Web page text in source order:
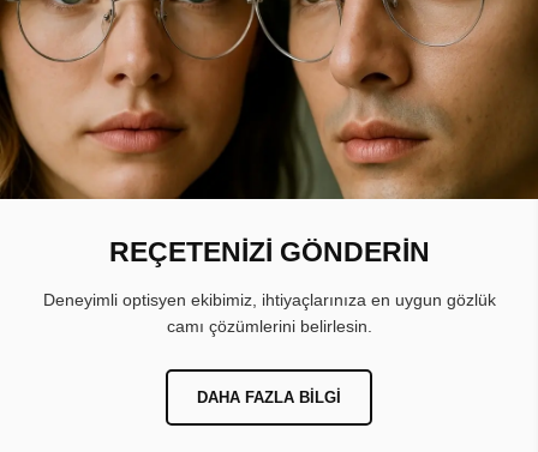
REÇETENİZİ GÖNDERİN
Deneyimli optisyen ekibimiz, ihtiyaçlarınıza en uygun gözlük
camı çözümlerini belirlesin.
DAHA FAZLA BILGI